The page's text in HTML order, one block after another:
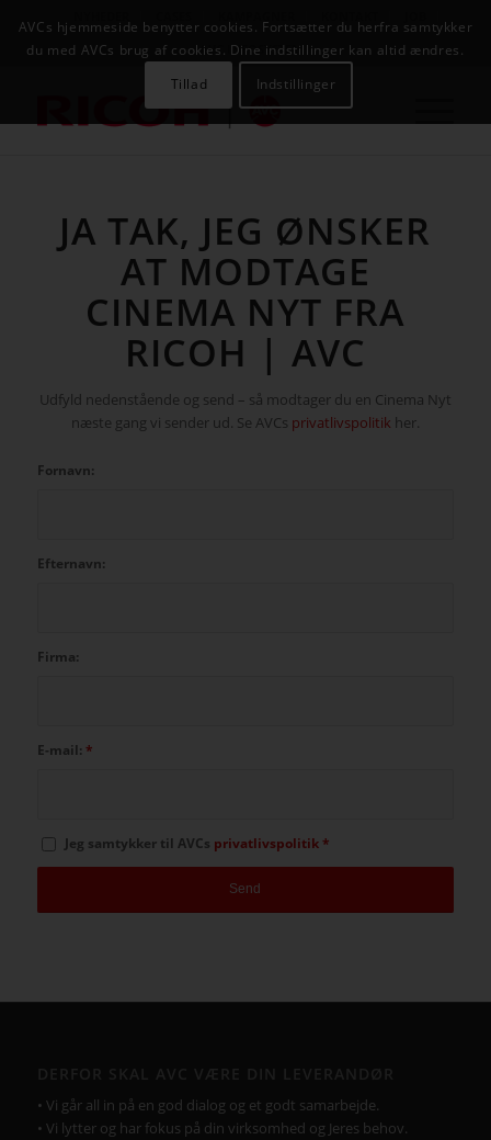
AVC INFOSYSTEM
JA TAK, JEG ØNSKER
AT MODTAGE
CINEMA NYT FRA
RICOH | AVC
Udfyld nedenstående og send – så modtager du en Cinema Nyt
næste gang vi sender ud. Se AVCs privatlivspolitik her.
Fornavn:
Efternavn:
Firma:
E-mail: *
Jeg samtykker til AVCs privatlivspolitik *
• Vi går all in på en god dialog og et godt samarbejde.
• Vi lytter og har fokus på din virksomhed og Jeres behov.
AVCs hjemmeside benytter cookies. Fortsætter du herfra samtykker
du med AVCs brug af cookies. Dine indstillinger kan altid ændres.
Tillad
Indstillinger